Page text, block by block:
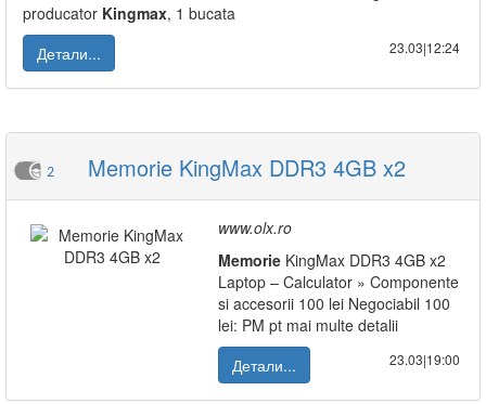
producator Kingmax, 1 bucata
Детали...
23.03|12:24
2 Memorie KingMax DDR3 4GB x2
www.olx.ro
Memorie KingMax DDR3 4GB x2
Laptop – Calculator » Componente
si accesorii 100 lei Negociabil 100
lei: PM pt mai multe detalii
Детали...
23.03|19:00